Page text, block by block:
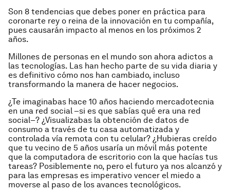
Son 8 tendencias que debes poner en práctica para
coronarte rey o reina de la innovación en tu compañía,
pues causarán impacto al menos en los próximos 2
años.
Millones de personas en el mundo son ahora adictos a
las tecnologías. Las han hecho parte de su vida diaria y
es definitivo cómo nos han cambiado, incluso
transformando la manera de hacer negocios.
¿Te imaginabas hace 10 años haciendo mercadotecnia
en una red social –si es que sabías qué era una red
social–? ¿Visualizabas la obtención de datos de
consumo a través de tu casa automatizada y
controlada vía remota con tu celular? ¿Hubieras creído
que tu vecino de 5 años usaría un móvil más potente
que la computadora de escritorio con la que hacías tus
tareas? Posiblemente no, pero el futuro ya nos alcanzó y
para las empresas es imperativo vencer el miedo a
moverse al paso de los avances tecnológicos.